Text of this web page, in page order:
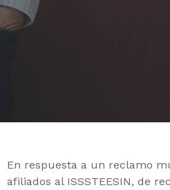
En respuesta a un reclamo
afiliados al ISSSTEESIN, de